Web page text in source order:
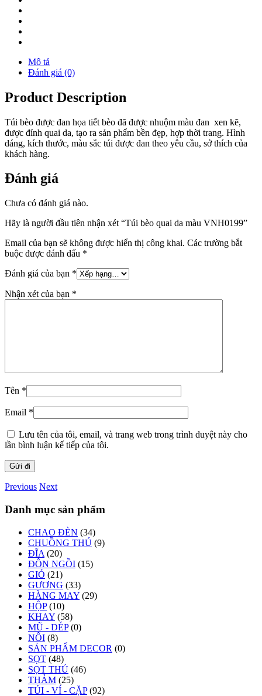
Mô tả
Đánh giá (0)
Product Description
Túi bèo được đan họa tiết bèo đã được nhuộm màu đan xen kẽ,
được đính quai da, tạo ra sản phẩm bền đẹp, hợp thời trang. Hình
dáng, kích thước, màu sắc túi được đan theo yêu cầu, sở thích của
khách hàng.
Đánh giá
Chưa có đánh giá nào.
Hãy là người đầu tiên nhận xét “Túi bèo quai da màu VNH0199”
Email của bạn sẽ không được hiển thị công khai. Các trường bắt
buộc được đánh dấu *
Đánh giá của bạn *
Nhận xét của bạn *
Tên *
Email *
Lưu tên của tôi, email, và trang web trong trình duyệt này cho
lần bình luận kế tiếp của tôi.
Previous Next
Danh mục sản phẩm
CHAO ĐÈN (34)
CHUỒNG THÚ (9)
ĐĨA (20)
ĐÔN NGỒI (15)
GIỎ (21)
GƯƠNG (33)
HÀNG MAY (29)
HỘP (10)
KHAY (58)
MŨ - DÉP (0)
NÔI (8)
SẢN PHẨM DECOR (0)
SỌT (48)
SỌT THÚ (46)
THẢM (25)
TÚI - VÍ - CẶP (92)